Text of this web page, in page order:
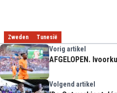
Zweden Tunesië
Vorig artikel
AFGELOPEN.
Volgend artikel